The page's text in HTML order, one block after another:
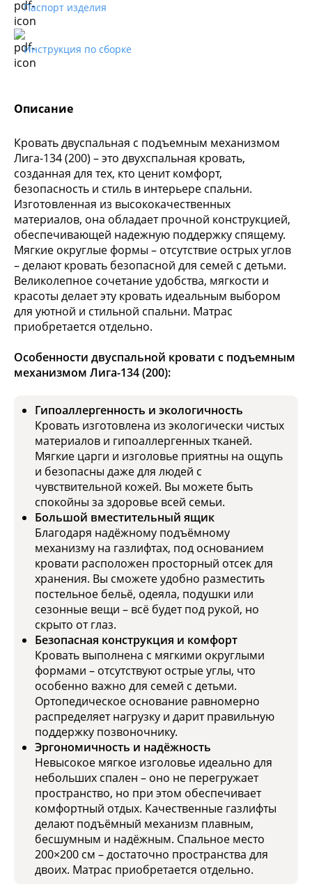
Описание
Кровать двуспальная с подъемным механизмом
Лига-134 (200) – это двухспальная кровать,
созданная для тех, кто ценит комфорт,
безопасность и стиль в интерьере спальни.
Изготовленная из высококачественных
материалов, она обладает прочной конструкцией,
обеспечивающей надежную поддержку спящему.
Мягкие округлые формы – отсутствие острых углов
– делают кровать безопасной для семей с детьми.
Великолепное сочетание удобства, мягкости и
красоты делает эту кровать идеальным выбором
для уютной и стильной спальни. Матрас
приобретается отдельно.
Особенности двуспальной кровати с подъемным
механизмом Лига-134 (200):
Гипоаллергенность и экологичность
Кровать изготовлена из экологически чистых
материалов и гипоаллергенных тканей.
Мягкие царги и изголовье приятны на ощупь
и безопасны даже для людей с
чувствительной кожей. Вы можете быть
спокойны за здоровье всей семьи.
Большой вместительный ящик
Благодаря надёжному подъёмному
механизму на газлифтах, под основанием
кровати расположен просторный отсек для
хранения. Вы сможете удобно разместить
постельное бельё, одеяла, подушки или
сезонные вещи – всё будет под рукой, но
скрыто от глаз.
Безопасная конструкция и комфорт
Кровать выполнена с мягкими округлыми
формами – отсутствуют острые углы, что
особенно важно для семей с детьми.
Ортопедическое основание равномерно
распределяет нагрузку и дарит правильную
поддержку позвоночнику.
Эргономичность и надёжность
Невысокое мягкое изголовье идеально для
небольших спален – оно не перегружает
пространство, но при этом обеспечивает
комфортный отдых. Качественные газлифты
делают подъёмный механизм плавным,
бесшумным и надёжным. Спальное место
200×200 см – достаточно пространства для
двоих. Матрас приобретается отдельно.
Паспорт изделия
Инструкция по сборке